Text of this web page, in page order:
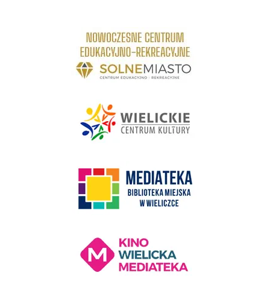
link do strony Centrum Edukacyjno Rekreacyjne